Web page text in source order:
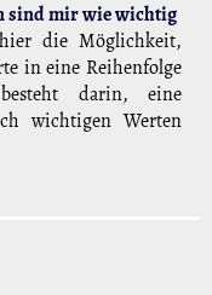
sind mir wie wichtig
die Möglichkeit,
in eine Reihenfolge
darin, eine
wichtigen Werten